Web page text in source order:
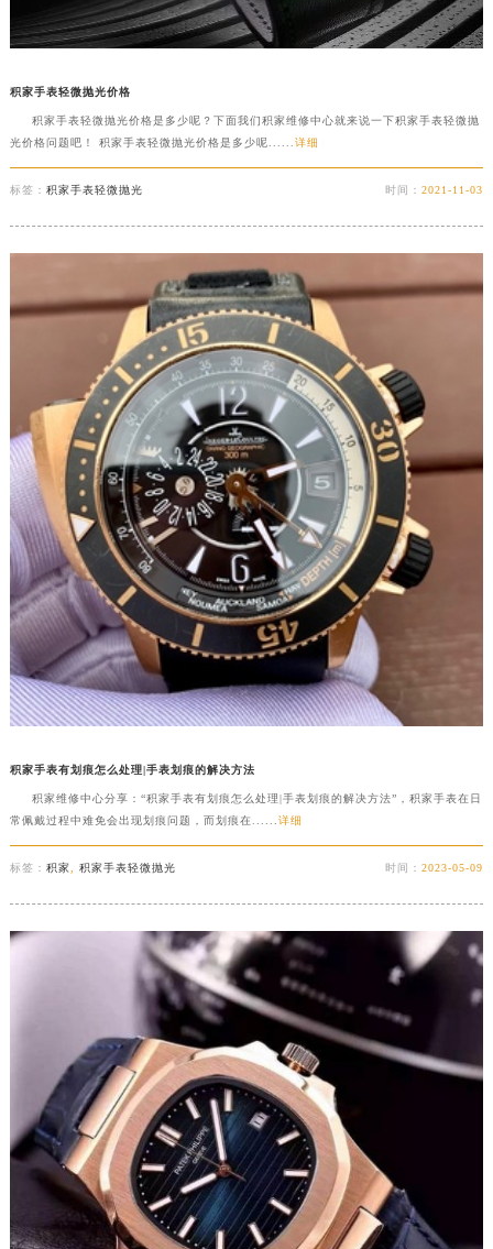
积家手表轻微抛光价格
积家手表轻微抛光价格是多少呢？下面我们积家维修中心就来说一下积家手表轻微抛
光价格问题吧！ 积家手表轻微抛光价格是多少呢...... 详细
标签： 积家手表轻微抛光 时间：2021-11-03
积家手表有划痕怎么处理|手表划痕的解决方法
积家维修中心分享：“积家手表有划痕怎么处理|手表划痕的解决方法”，积家手表在日
常佩戴过程中难免会出现划痕问题，而划痕在...... 详细
标签： 积家 积家手表轻微抛光 时间：2023-05-09